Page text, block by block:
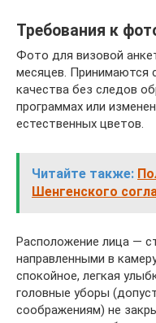
Требования к
Фото для визовой
месяцев. Принимаются
качества без следов
программах или
естественных цветов.
Читайте также:
Шенгенского
Расположение лица —
направленными в
спокойное, легкая
головные уборы
соображениям) не